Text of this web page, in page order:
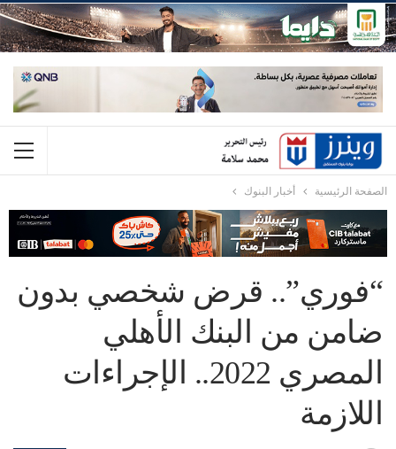
الصفحة الرئيسية أخبار البنوك
“فوري”.. قرض شخصي بدون
ضامن من البنك الأهلي
المصري 2022.. الإجراءات
اللازمة